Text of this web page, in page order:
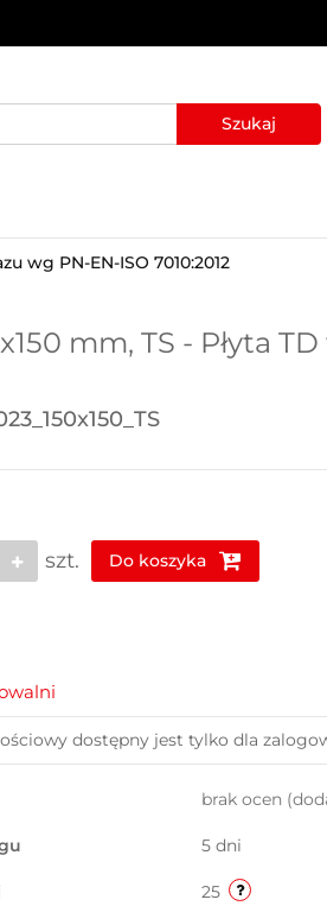
wg PN-EN-ISO 7010:2012
mm, TS - Płyta
szt. Do koszyka
dostępny jest tylko dla
brak ocen
5 dni
25